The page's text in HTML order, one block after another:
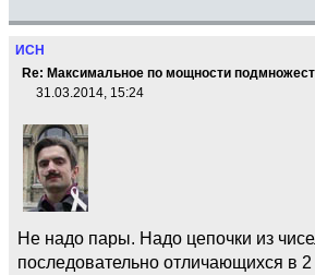
ИСН
Re: Максимальное по мощности
31.03.2014, 15:24
Не надо пары. Надо цепочки из
последовательно отличающихся в